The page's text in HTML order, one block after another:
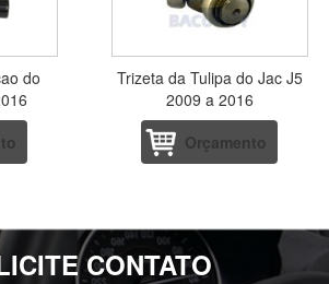
do
Trizeta da Tulipa do Jac J5
2009 a 2016
Orçamento
CONTATO